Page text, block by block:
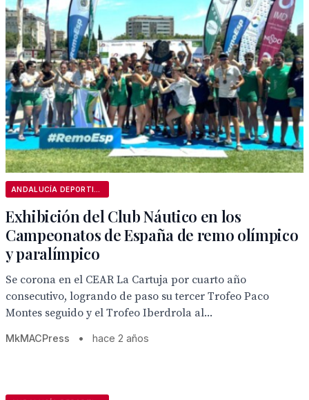
Exhibición del Club Náutico en los
Campeonatos de España de remo olímpico
y paralímpico
Se corona en el CEAR La Cartuja por cuarto año
consecutivo, logrando de paso su tercer Trofeo Paco
Montes seguido y el Trofeo Iberdrola al...
MkMACPress • hace 2 años